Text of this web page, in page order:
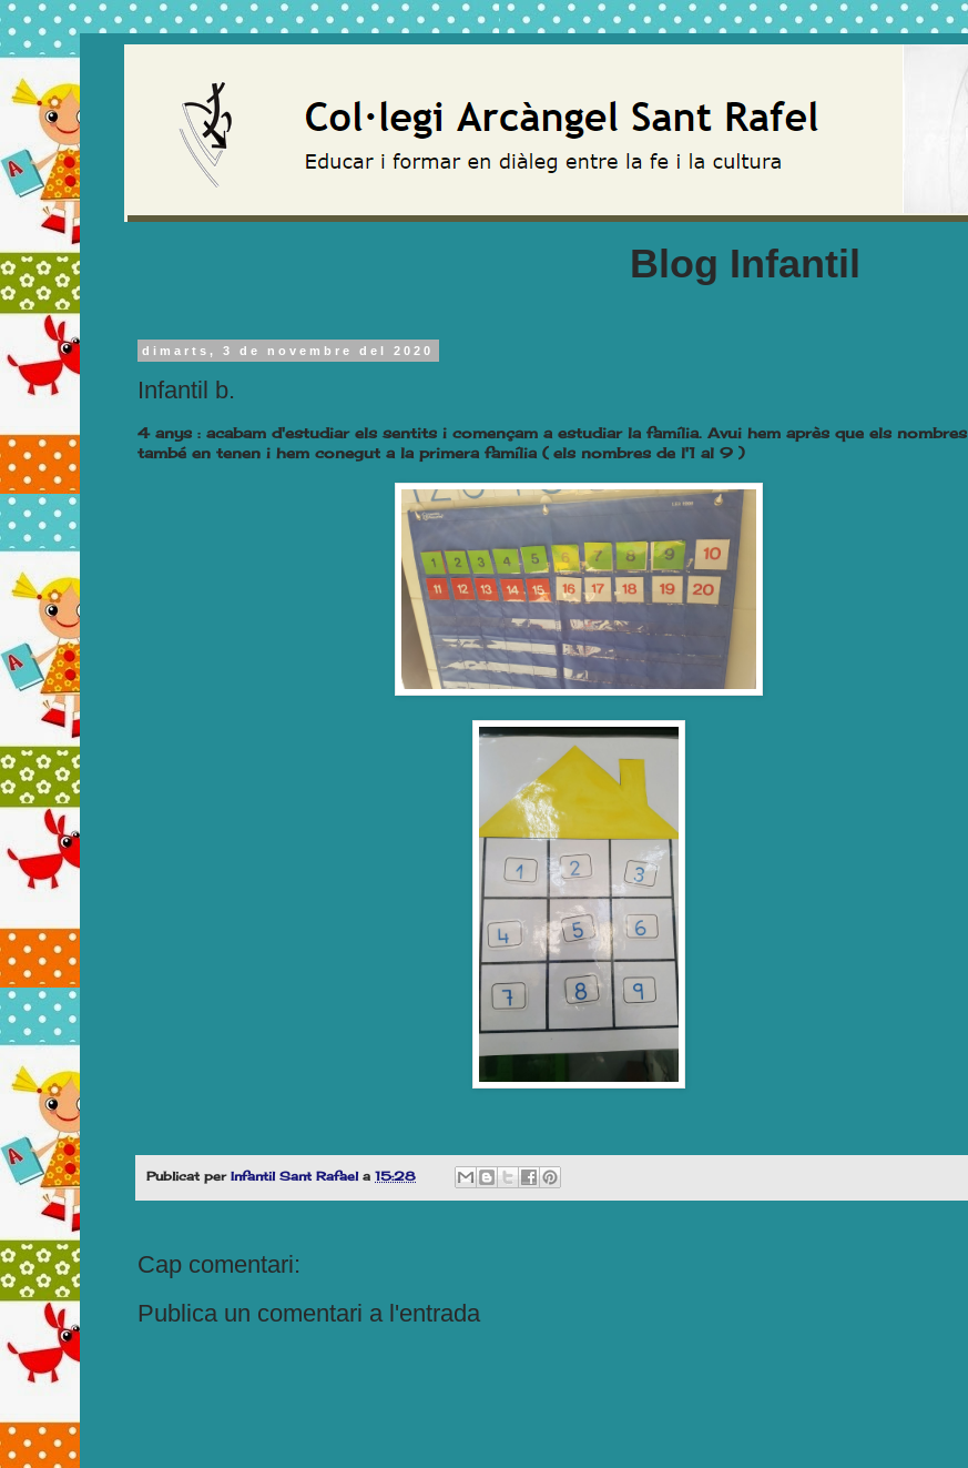
Blog Infantil
dimarts, 3 de novembre del 2020
Infantil b.
4 anys : acabam d'estudiar els sentits i començam a estudiar la família. Avui hem après que els nombres
també en tenen i hem conegut a la primera família ( els nombres de l'1 al 9 )
Publicat per Infantil Sant Rafael a 15:28
Cap comentari:
Publica un comentari a l'entrada